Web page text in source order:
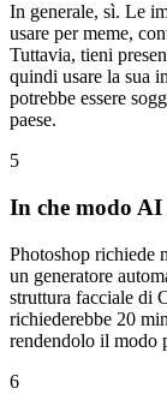
In generale, sì. Le
usare per meme,
Tuttavia, tieni
quindi usare la sua
potrebbe essere
paese.
5
In che modo
Photoshop richiede
un generatore
struttura facciale di
richiederebbe 20
rendendolo il modo
6